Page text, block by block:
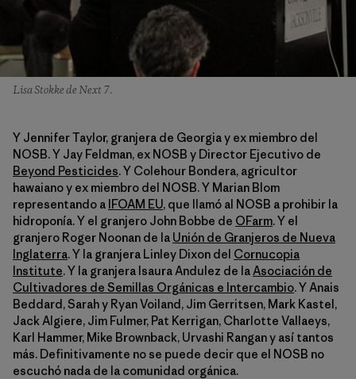
Lisa Stokke de Next 7.
Y Jennifer Taylor, granjera de Georgia y ex miembro del
NOSB. Y Jay Feldman, ex NOSB y Director Ejecutivo de
Beyond Pesticides. Y Colehour Bondera, agricultor
hawaiano y ex miembro del NOSB. Y Marian Blom
representando a IFOAM EU, que llamó al NOSB a prohibir la
hidroponía. Y el granjero John Bobbe de OFarm. Y el
granjero Roger Noonan de la Unión de Granjeros de Nueva
Inglaterra. Y la granjera Linley Dixon del Cornucopia
Institute. Y la granjera Isaura Andulez de laAsociación de
Cultivadores de Semillas Orgánicas e Intercambio. Y Anais
Beddard, Sarah y Ryan Voiland, Jim Gerritsen, Mark Kastel,
Jack Algiere, Jim Fulmer, Pat Kerrigan, Charlotte Vallaeys,
Karl Hammer, Mike Brownback, Urvashi Rangan y así tantos
más. Definitivamente no se puede decir que el NOSB no
escuchó nada de la comunidad orgánica.